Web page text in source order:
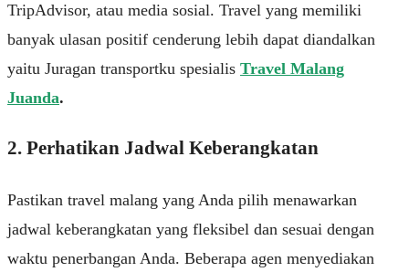
TripAdvisor, atau media sosial. Travel yang memiliki
banyak ulasan positif cenderung lebih dapat diandalkan
yaitu Juragan transportku spesialis Travel Malang
Juanda.
2. Perhatikan Jadwal Keberangkatan
Pastikan travel malang yang Anda pilih menawarkan
jadwal keberangkatan yang fleksibel dan sesuai dengan
waktu penerbangan Anda. Beberapa agen menyediakan